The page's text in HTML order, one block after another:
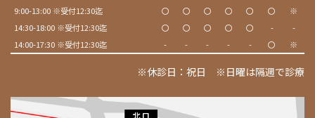
9:00-13:00 ※受付12:30迄
〇 〇 〇 〇 〇 〇
※
14:30-18:00 ※受付12:30迄
〇 〇 〇 〇 〇 -
-
14:00-17:30 ※受付12:30迄
- - - - - 〇 ※
※休診日：祝日 ※日曜は隔週で診療